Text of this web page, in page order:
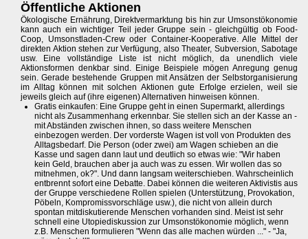
Öffentliche Aktionen
Ökologische Ernährung, Direktvermarktung bis hin zur Umsonstökonomie
kann auch ein wichtiger Teil jeder Gruppe sein - gleichgültig ob Food-
Coop, Umsonstladen-Crew oder Container-Kooperative. Alle Mittel der
direkten Aktion stehen zur Verfügung, also Theater, Subversion, Sabotage
usw. Eine vollständige Liste ist nicht möglich, da unendlich viele
Aktionsformen denkbar sind. Einige Beispiele mögen Anregung genug
sein. Gerade bestehende Gruppen mit Ansätzen der Selbstorganisierung
im Alltag können mit solchen Aktionen gute Erfolge erzielen, weil sie
jeweils gleich auf (ihre eigenen) Alternativen hinweisen können.
Gratis einkaufen: Eine Gruppe geht in einen Supermarkt, allerdings
nicht als Zusammenhang erkennbar. Sie stellen sich an der Kasse an -
mit Abständen zwischen ihnen, so dass weitere Menschen
einbezogen werden. Der vorderste Wagen ist voll von Produkten des
Alltagsbedarf. Die Person (oder zwei) am Wagen schieben an die
Kasse und sagen dann laut und deutlich so etwas wie: "Wir haben
kein Geld, brauchen aber ja auch was zu essen. Wir wollen das so
mitnehmen, ok?". Und dann langsam weiterschieben. Wahrscheinlich
entbrennt sofort eine Debatte. Dabei können die weiteren Aktivistis aus
der Gruppe verschiedene Rollen spielen (Unterstützung, Provokation,
Pöbeln, Kompromissvorschläge usw.), die nicht von allein durch
spontan mitdiskutierende Menschen vorhanden sind. Meist ist sehr
schnell eine Utopiediskussion zur Umsonstökonomie möglich, wenn
z.B. Menschen formulieren "Wenn das alle machen würden ..." - "Ja,